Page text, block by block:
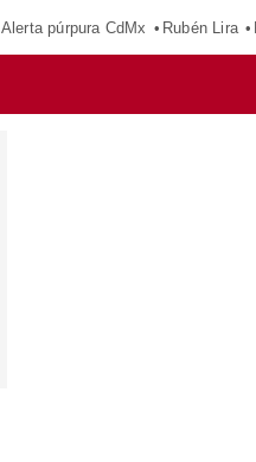
Alerta púrpura CdMx Rubén Lira